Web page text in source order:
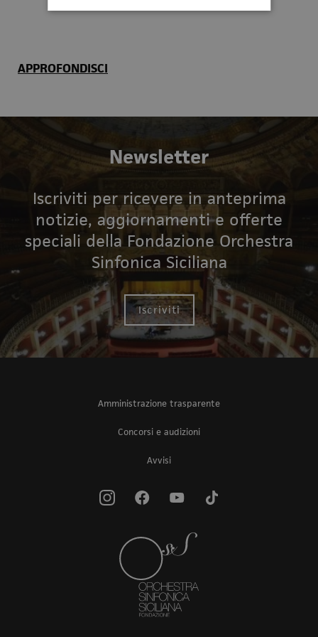
APPROFONDISCI
Newsletter
Iscriviti per ricevere in anteprima
notizie, aggiornamenti e offerte
speciali della Fondazione Orchestra
Sinfonica Siciliana
Iscriviti
Amministrazione trasparente
Concorsi e audizioni
Avvisi